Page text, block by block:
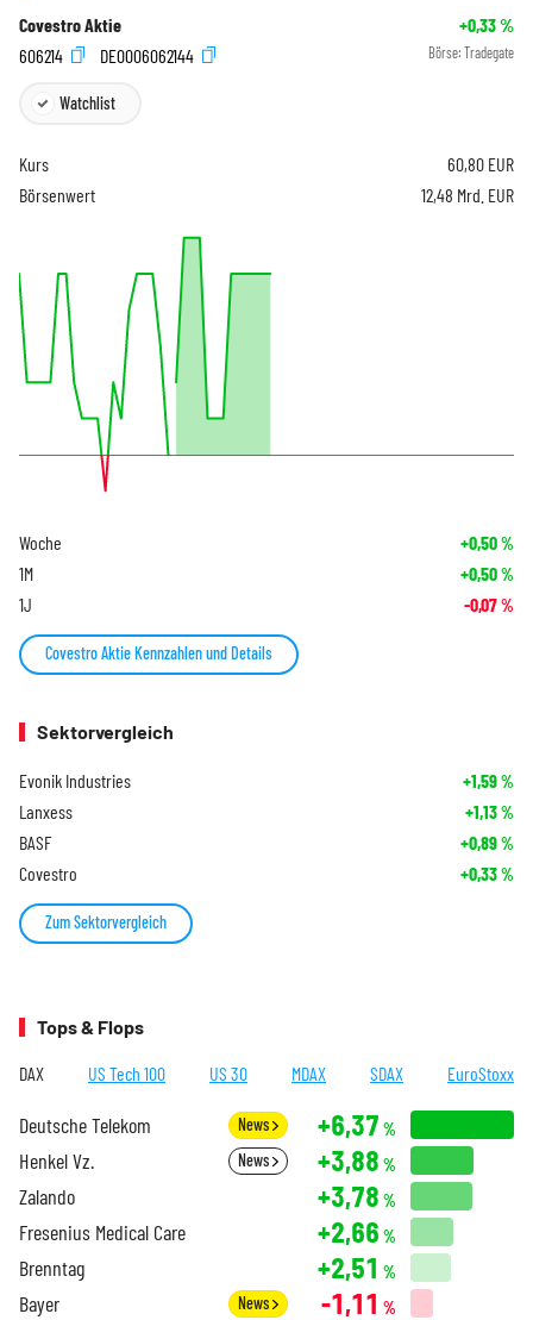
Covestro Aktie +0,33%
606214
DE0006062144 Börse: Tradegate
Watchlist
Kurs 60,80 EUR
Börsenwert
12,48 Mrd. EUR
Woche +0,50%
1M +0,50%
1J -0,07%
Covestro Aktie Kennzahlen und Details
Sektorvergleich
Evonik Industries +1,59%
Lanxess +1,13%
BASF +0,89%
Covestro +0,33%
Zum Sektorvergleich
Tops & Flops
DAX US Tech 100 US 30 MDAX SDAX EuroStoxx
Deutsche Telekom News +6,37 %
Henkel Vz. News +3,88 %
Zalando +3,78 %
Fresenius Medical Care +2,66 %
Brenntag +2,51 %
Bayer News -1,11 %